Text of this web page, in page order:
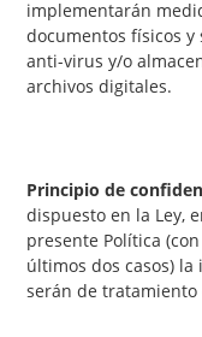
implementarán
documentos físicos
anti-virus y/o
archivos digitales.
Principio de
dispuesto en la Ley,
presente Política
últimos dos casos)
serán de tratamiento